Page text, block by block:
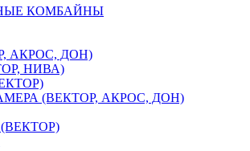
КОМБАЙНЫ
АКРОС, ДОН)
НИВА)
(ВЕКТОР, АКРОС, ДОН)